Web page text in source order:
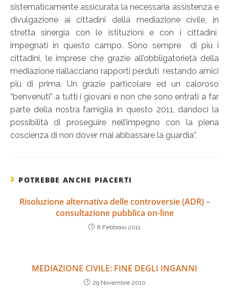
sistematicamente assicurata la necessaria assistenza e
divulgazione ai cittadini della mediazione civile, in
stretta sinergia con le istituzioni e con i cittadini
impegnati in questo campo. Sono sempre di più i
cittadini, le imprese che grazie all’obbligatorietà della
mediazione riallacciano rapporti perduti restando amici
più di prima. Un grazie particolare ed un caloroso
“benvenuti” a tutti i giovani e non che sono entrati a far
parte della nostra famiglia in questo 2011, dandoci la
possibilità di proseguire nell’impegno con la piena
coscienza di non dover mai abbassare la guardia”.
POTREBBE ANCHE PIACERTI
Risoluzione alternativa delle controversie (ADR) –
consultazione pubblica on-line
8 Febbraio 2011
MEDIAZIONE CIVILE: FINE DEGLI INGANNI
29 Novembre 2010